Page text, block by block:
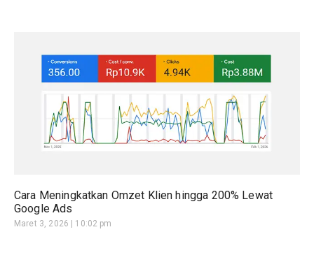
Cara Meningkatkan Omzet Klien hingga 200% Lewat
Google Ads
Maret 3, 2026 10:02 pm